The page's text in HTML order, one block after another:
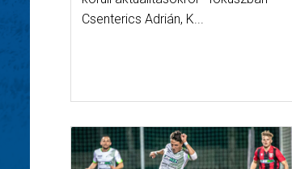
Csenterics Adrián, K...